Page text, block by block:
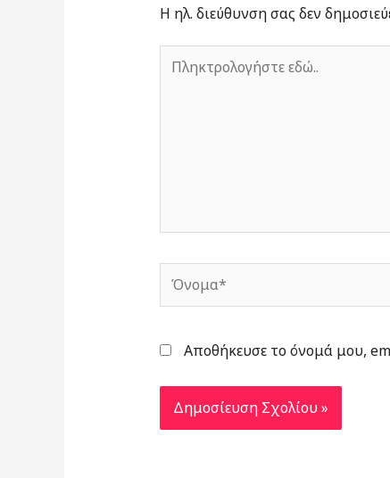
Η ηλ. διεύθυνση σας δεν
εδώ..
Αποθήκευσε το όνομά μου,